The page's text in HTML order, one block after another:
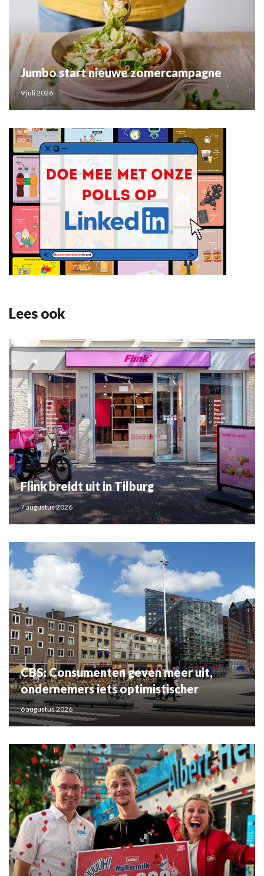
Jumbo start nieuwe zomercampagne
9 juli 2026
Lees ook
Flink breidt uit in Tilburg
7 augustus 2026
CBS: Consumenten geven meer uit,
ondernemers iets optimistischer
6 augustus 2026